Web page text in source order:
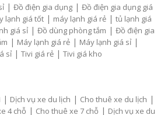
| Đồ điện gia dụng | Đồ điện gia dụng giá
lạnh giá tốt | máy lạnh giá rẻ | tủ lạnh giá
giá sỉ | Đồ dùng phòng tắm | Đồ điện gia
| Máy lạnh giá rẻ | Máy lạnh giá sỉ |
sỉ | Tivi giá rẻ | Tivi giá kho
| Dịch vụ xe du lịch | Cho thuê xe du lịch |
4 chỗ | Cho thuê xe 7 chỗ | Dịch vụ xe du